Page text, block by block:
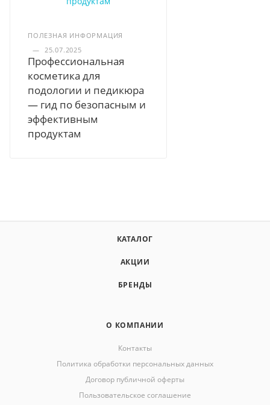
ПОЛЕЗНАЯ ИНФОРМАЦИЯ
—
25.07.2025
Профессиональная
косметика для
подологии и педикюра
— гид по безопасным и
эффективным
продуктам
КАТАЛОГ
АКЦИИ
БРЕНДЫ
О КОМПАНИИ
Контакты
Политика обработки персональных данных
Договор публичной оферты
Пользовательское соглашение